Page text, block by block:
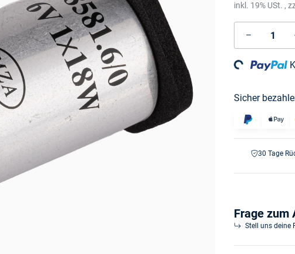
inkl. 19% USt. ,
Loading...
Sicher
30 Tage
Frage zum
Stell uns deine